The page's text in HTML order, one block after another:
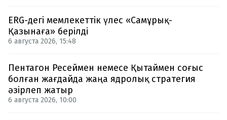
ERG-дегі мемлекеттік үлес «Самұрық-
Қазынаға» берілді
6 августа 2026, 15:48
Пентагон Ресеймен немесе Қытаймен соғыс
болған жағдайда жаңа ядролық стратегия
әзірлеп жатыр
6 августа 2026, 10:00